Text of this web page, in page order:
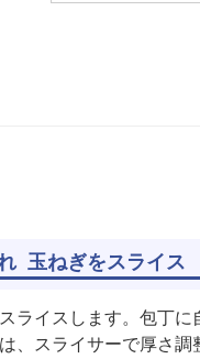
玉ねぎをスライス
ライスします。包丁に
、スライサーで厚さ調